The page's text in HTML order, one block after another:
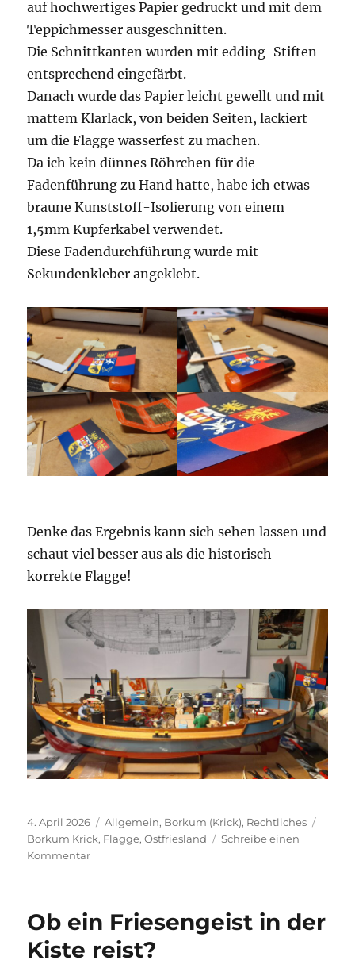
auf hochwertiges Papier gedruckt und mit dem
Teppichmesser ausgeschnitten.
Die Schnittkanten wurden mit edding-Stiften
entsprechend eingefärbt.
Danach wurde das Papier leicht gewellt und mit
mattem Klarlack, von beiden Seiten, lackiert
um die Flagge wasserfest zu machen.
Da ich kein dünnes Röhrchen für die
Fadenführung zu Hand hatte, habe ich etwas
braune Kunststoff-Isolierung von einem
1,5mm Kupferkabel verwendet.
Diese Fadendurchführung wurde mit
Sekundenkleber angeklebt.
Denke das Ergebnis kann sich sehen lassen und
schaut viel besser aus als die historisch
korrekte Flagge!
Veröffentlicht
am
4. April 2026 Kategorien
Allgemein, Borkum (Krick), Rechtliches
Borkum Krick, Flagge,Ostfriesland
Schreibe einen
Kommentarzu
Missverständnisse
Ob ein Friesengeist in der
Kiste reist?